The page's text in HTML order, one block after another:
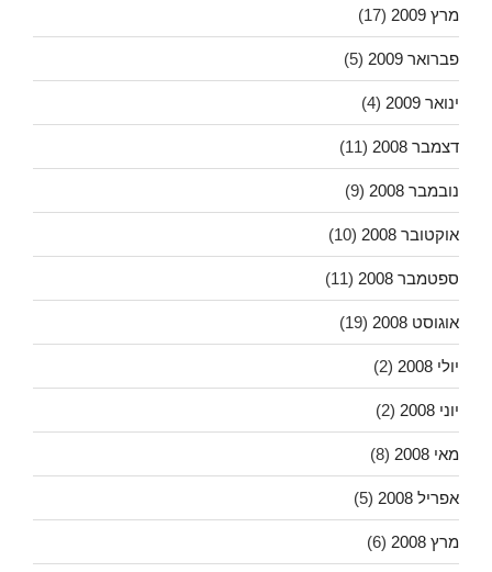
מרץ 2009 (17)
פברואר 2009 (5)
ינואר 2009 (4)
דצמבר 2008 (11)
נובמבר 2008 (9)
אוקטובר 2008 (10)
ספטמבר 2008 (11)
אוגוסט 2008 (19)
יולי 2008 (2)
יוני 2008 (2)
מאי 2008 (8)
אפריל 2008 (5)
מרץ 2008 (6)